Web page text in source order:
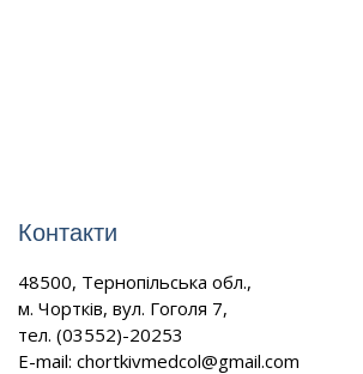
Контакти
48500, Тернопільська обл.,
м. Чортків, вул. Гоголя 7,
тел. (03552)-20253
E-mail: chortkivmedcol@gmail.com